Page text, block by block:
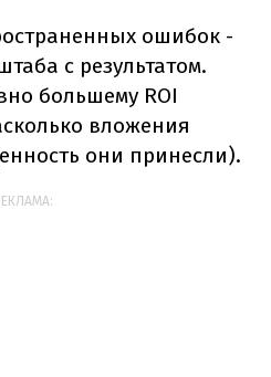
ошибок -
с результатом.
большему ROI
вложения
они принесли).